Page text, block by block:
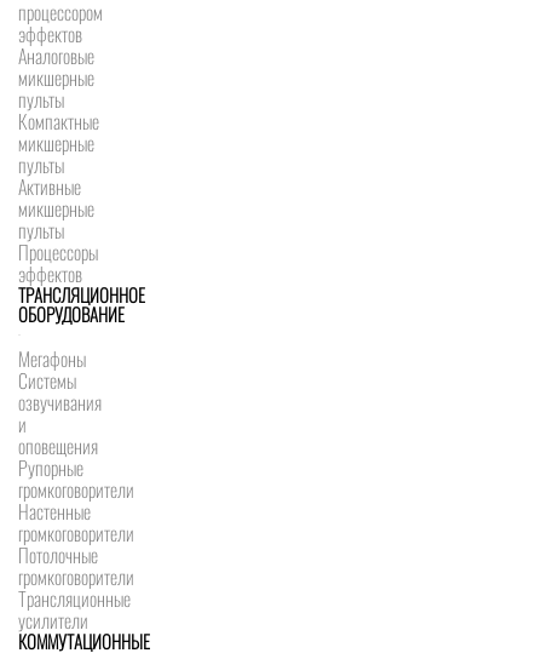
процессором
эффектов
Аналоговые
микшерные
пульты
Компактные
микшерные
пульты
Активные
микшерные
пульты
Процессоры
эффектов
ТРАНСЛЯЦИОННОЕ
ОБОРУДОВАНИЕ
Мегафоны
Системы
озвучивания
и
оповещения
Рупорные
громкоговорители
Настенные
громкоговорители
Потолочные
громкоговорители
Трансляционные
усилители
КОММУТАЦИОННЫЕ